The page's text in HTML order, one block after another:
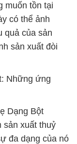
muốn tồn tại
có thể ảnh
quả của sản
sản xuất đòi
Những ứng
Dạng Bột
sản xuất thuỷ
đa dạng của nó